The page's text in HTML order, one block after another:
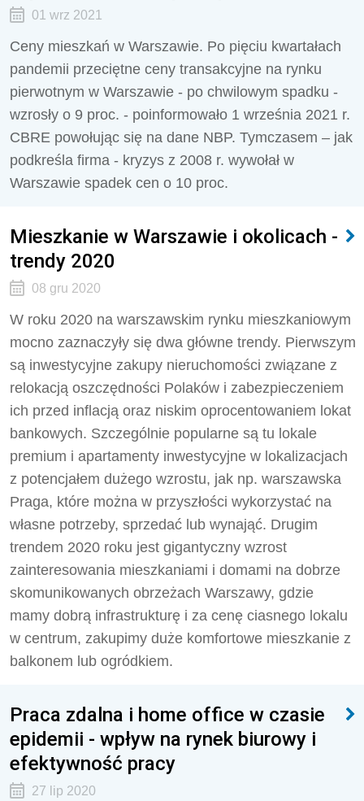
01 wrz 2021
Ceny mieszkań w Warszawie. Po pięciu kwartałach
pandemii przeciętne ceny transakcyjne na rynku
pierwotnym w Warszawie - po chwilowym spadku -
wzrosły o 9 proc. - poinformowało 1 września 2021 r.
CBRE powołując się na dane NBP. Tymczasem – jak
podkreśla firma - kryzys z 2008 r. wywołał w
Warszawie spadek cen o 10 proc.
Mieszkanie w Warszawie i okolicach -
trendy 2020
08 gru 2020
W roku 2020 na warszawskim rynku mieszkaniowym
mocno zaznaczyły się dwa główne trendy. Pierwszym
są inwestycyjne zakupy nieruchomości związane z
relokacją oszczędności Polaków i zabezpieczeniem
ich przed inflacją oraz niskim oprocentowaniem lokat
bankowych. Szczególnie popularne są tu lokale
premium i apartamenty inwestycyjne w lokalizacjach
z potencjałem dużego wzrostu, jak np. warszawska
Praga, które można w przyszłości wykorzystać na
własne potrzeby, sprzedać lub wynająć. Drugim
trendem 2020 roku jest gigantyczny wzrost
zainteresowania mieszkaniami i domami na dobrze
skomunikowanych obrzeżach Warszawy, gdzie
mamy dobrą infrastrukturę i za cenę ciasnego lokalu
w centrum, zakupimy duże komfortowe mieszkanie z
balkonem lub ogródkiem.
Praca zdalna i home office w czasie
epidemii - wpływ na rynek biurowy i
efektywność pracy
27 lip 2020